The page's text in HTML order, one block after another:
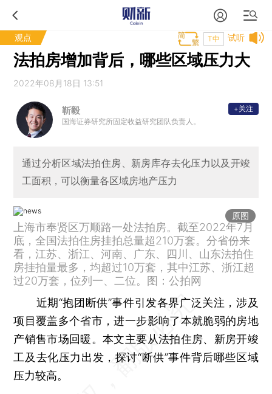
观点 试听
T中
法拍房增加背后，哪些区域压力大
2022年08月18日 13:51
靳毅
国海证券研究所固定收益研究团队负责人。
+关注
通过分析区域法拍住房、新房库存去化压力以及开竣
工面积，可以衡量各区域房地产压力
原图
上海市奉贤区万顺路一处法拍房。截至2022年7月
底，全国法拍住房挂拍总量超210万套。分省份来
看，江苏、浙江、河南、广东、四川、山东法拍住
房挂拍量最多，均超过10万套，其中江苏、浙江超
过20万套，位列一、二位。图：公拍网
近期“抱团断供”事件引发各界广泛关注，涉及
项目覆盖多个省市，进一步影响了本就脆弱的房地
产销售市场回暖。本文主要从法拍住房、新房开竣
工及去化压力出发，探讨“断供”事件背后哪些区域
压力较高。